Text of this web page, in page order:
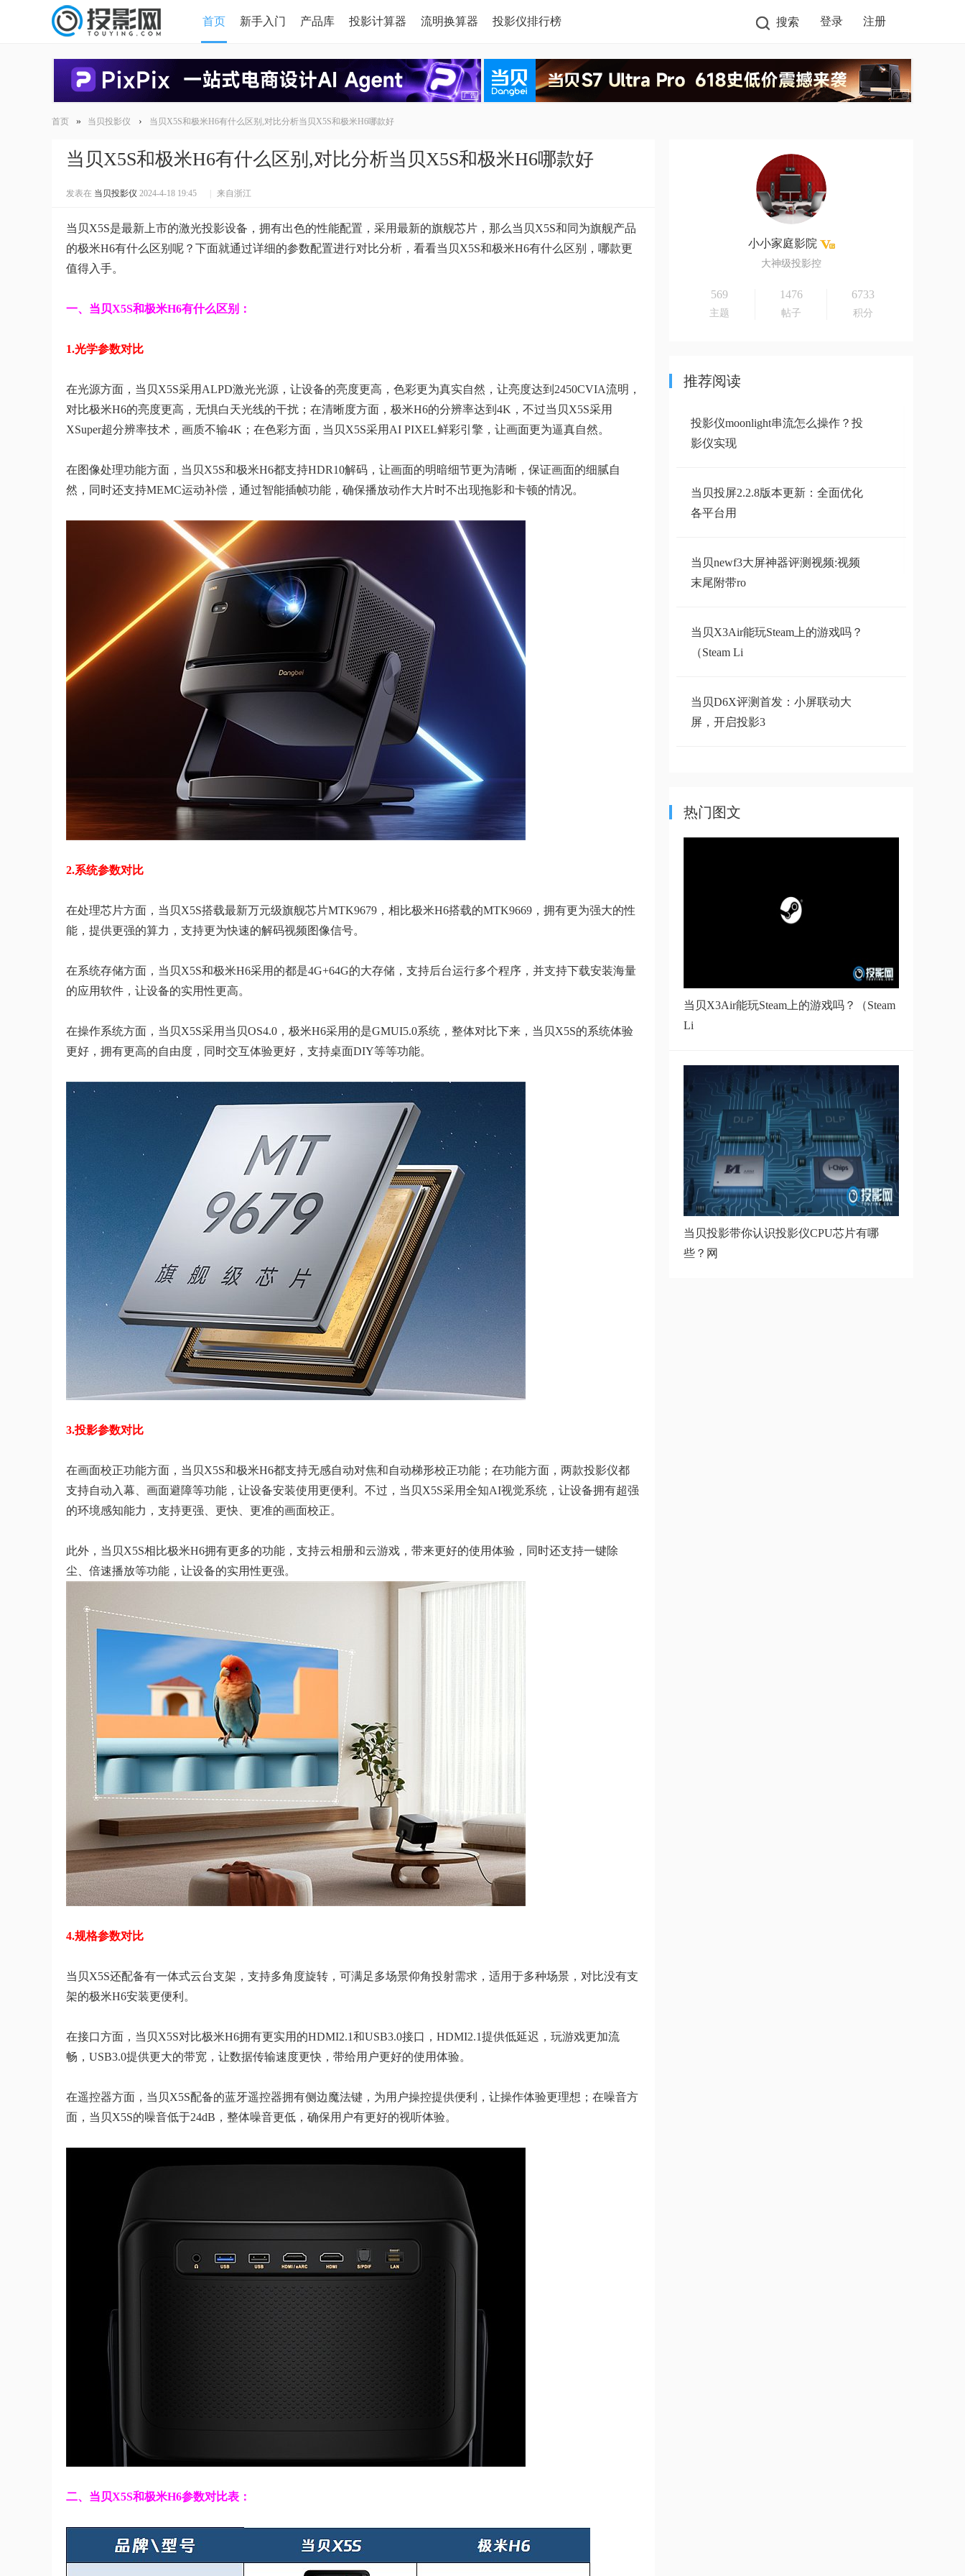
首页 新手入门 产品库 投影计算器 流明换算器 投影仪排行榜
HDMI版本对比
搜索 登录 注册
首页 » 当贝投影仪 › 当贝X5S和极米H6有什么区别,对比分析当贝X5S和极米H6哪款好
当贝X5S和极米H6有什么区别,对比分析当贝X5S和极米H6哪款好
发表在 当贝投影仪 2024-4-18 19:45 来自浙江
当贝X5S是最新上市的激光投影设备，拥有出色的性能配置，采用最新的旗舰芯片，那么当贝X5S和同为旗舰产品
的极米H6有什么区别呢？下面就通过详细的参数配置进行对比分析，看看当贝X5S和极米H6有什么区别，哪款更
值得入手。
一、当贝X5S和极米H6有什么区别：
1.光学参数对比
在光源方面，当贝X5S采用ALPD激光光源，让设备的亮度更高，色彩更为真实自然，让亮度达到2450CVIA流明，
对比极米H6的亮度更高，无惧白天光线的干扰；在清晰度方面，极米H6的分辨率达到4K，不过当贝X5S采用
XSuper超分辨率技术，画质不输4K；在色彩方面，当贝X5S采用AI PIXEL鲜彩引擎，让画面更为逼真自然。
在图像处理功能方面，当贝X5S和极米H6都支持HDR10解码，让画面的明暗细节更为清晰，保证画面的细腻自
然，同时还支持MEMC运动补偿，通过智能插帧功能，确保播放动作大片时不出现拖影和卡顿的情况。
2.系统参数对比
在处理芯片方面，当贝X5S搭载最新万元级旗舰芯片MTK9679，相比极米H6搭载的MTK9669，拥有更为强大的性
能，提供更强的算力，支持更为快速的解码视频图像信号。
在系统存储方面，当贝X5S和极米H6采用的都是4G+64G的大存储，支持后台运行多个程序，并支持下载安装海量
的应用软件，让设备的实用性更高。
在操作系统方面，当贝X5S采用当贝OS4.0，极米H6采用的是GMUI5.0系统，整体对比下来，当贝X5S的系统体验
更好，拥有更高的自由度，同时交互体验更好，支持桌面DIY等等功能。
3.投影参数对比
在画面校正功能方面，当贝X5S和极米H6都支持无感自动对焦和自动梯形校正功能；在功能方面，两款投影仪都
支持自动入幕、画面避障等功能，让设备安装使用更便利。不过，当贝X5S采用全知AI视觉系统，让设备拥有超强
的环境感知能力，支持更强、更快、更准的画面校正。
此外，当贝X5S相比极米H6拥有更多的功能，支持云相册和云游戏，带来更好的使用体验，同时还支持一键除
尘、倍速播放等功能，让设备的实用性更强。
4.规格参数对比
当贝X5S还配备有一体式云台支架，支持多角度旋转，可满足多场景仰角投射需求，适用于多种场景，对比没有支
架的极米H6安装更便利。
在接口方面，当贝X5S对比极米H6拥有更实用的HDMI2.1和USB3.0接口，HDMI2.1提供低延迟，玩游戏更加流
畅，USB3.0提供更大的带宽，让数据传输速度更快，带给用户更好的使用体验。
在遥控器方面，当贝X5S配备的蓝牙遥控器拥有侧边魔法键，为用户操控提供便利，让操作体验更理想；在噪音方
面，当贝X5S的噪音低于24dB，整体噪音更低，确保用户有更好的视听体验。
二、当贝X5S和极米H6参数对比表：
小小家庭影院
大神级投影控
569
主题
1476
帖子
6733
积分
推荐阅读
投影仪moonlight串流怎么操作？投
影仪实现
当贝投屏2.2.8版本更新：全面优化
各平台用
当贝newf3大屏神器评测视频:视频
末尾附带ro
当贝X3Air能玩Steam上的游戏吗？
（Steam Li
当贝D6X评测首发：小屏联动大
屏，开启投影3
当贝投影仪开启ADB调试的方法
当贝D7X Pro和坚果N1S哪款好,实
测对比哪款
了解当贝X7
当贝Smart2外观评测：两千内最亮
的投影仪外
热门图文
当贝X3Air能玩Steam上的游戏吗？（Steam
Li
当贝投影带你认识投影仪CPU芯片有哪
些？网